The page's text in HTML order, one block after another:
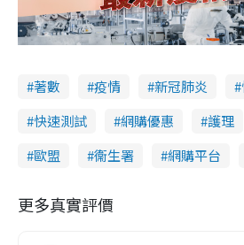
著數 疫情 新冠肺炎
快速測試
網購優惠 護理
歐盟
衞生署 網購平台
更多真實評價